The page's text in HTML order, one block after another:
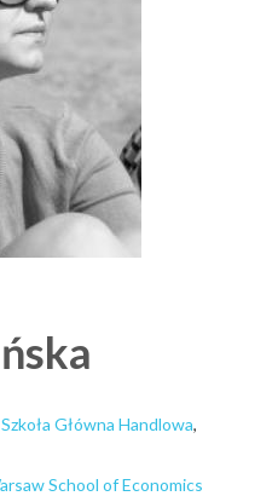
Szkoła Główna Handlowa,
School of Economics